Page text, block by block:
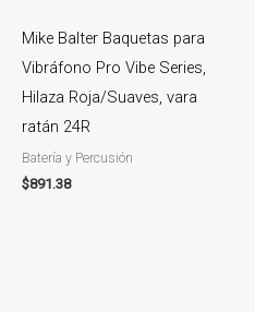
Mike Balter Baquetas para
Vibráfono Pro Vibe Series,
Hilaza Roja/Suaves, vara
ratán 24R
Batería y Percusión
$891.38